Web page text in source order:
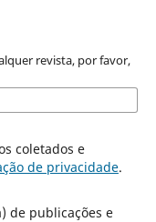
revista, por favor,
coletados e
de privacidade.
de publicações e